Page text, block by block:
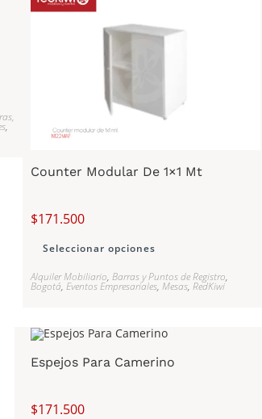
,
Counter Modular De 1×1 Mt
$171.500
Seleccionar opciones
Alquiler Mobiliario, Barras y Puntos de Registro,
Bogotá, Eventos Empresariales, Mesas, RedKiwi
Espejos Para Camerino
$171.500